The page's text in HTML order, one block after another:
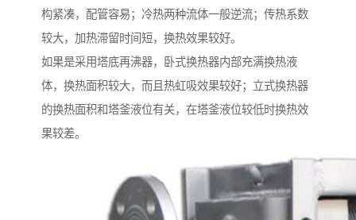
构紧凑，配管容易；冷热两种流体一般逆流；传热系数
较大，加热滞留时间短，换热效果较好。
如果是采用塔底再沸器，卧式换热器内部充满换热液
体，换热面积较大，而且热虹吸效果较好；立式换热器
的换热面积和塔釜液位有关，在塔釜液位较低时换热效
果较差。